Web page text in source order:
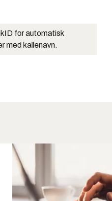
for automatisk
med kallenavn.